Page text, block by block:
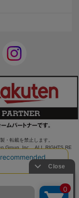
・転載を禁止します。
Group, Inc. ALL RIGHTS RE